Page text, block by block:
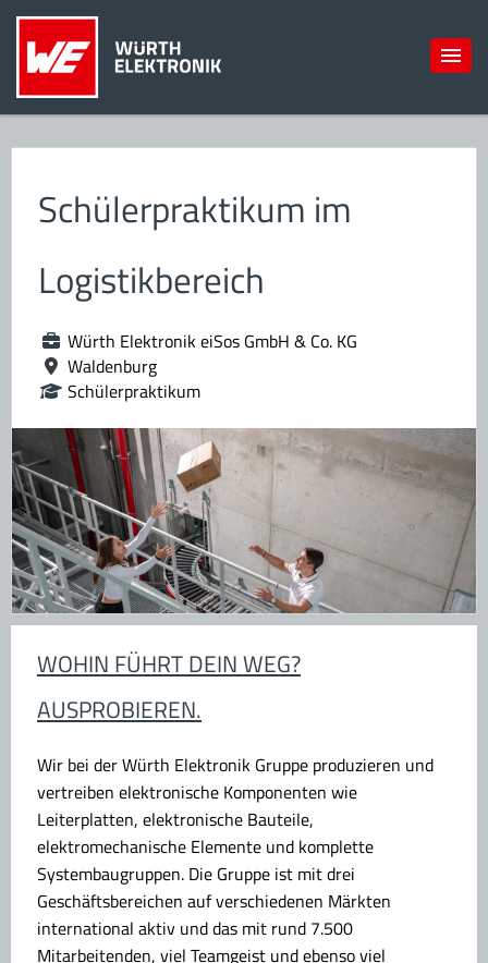
Schülerpraktikum im
Logistikbereich
Würth Elektronik eiSos GmbH & Co. KG
Waldenburg
Schülerpraktikum
WOHIN FÜHRT DEIN WEG?
AUSPROBIEREN.
Wir bei der Würth Elektronik Gruppe produzieren und
vertreiben elektronische Komponenten wie
Leiterplatten, elektronische Bauteile,
elektromechanische Elemente und komplette
Systembaugruppen. Die Gruppe ist mit drei
Geschäftsbereichen auf verschiedenen Märkten
international aktiv und das mit rund 7.500
Mitarbeitenden, viel Teamgeist und ebenso viel